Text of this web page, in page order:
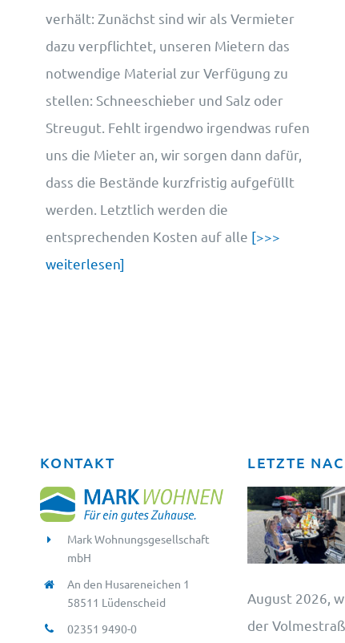
verhält: Zunächst sind wir als Vermieter
dazu verpflichtet, unseren Mietern das
notwendige Material zur Verfügung zu
stellen: Schneeschieber und Salz oder
Streugut. Fehlt irgendwo irgendwas rufen
uns die Mieter an, wir sorgen dann dafür,
dass die Bestände kurzfristig aufgefüllt
werden. Letztlich werden die
entsprechenden Kosten auf alle [>>>
weiterlesen]
KONTAKT
Mark Wohnungsgesellschaft
mbH
An den Husareneichen 1
58511 Lüdenscheid
02351 9490-0
LETZTE
August 2026,
der